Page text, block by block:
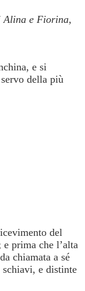
Alina e Fiorina,
e si
della più
del
prima che l’alta
chiamata a sé
e distinte